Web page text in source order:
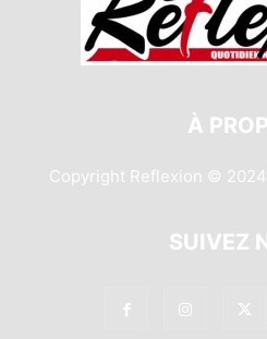
À
Copyright Reflexion ©
SUIVEZ